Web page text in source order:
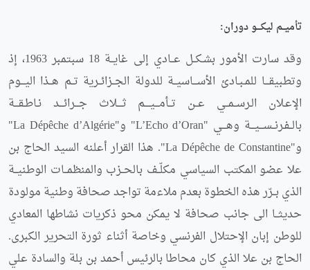
تأميــم ليكـــو دوران:
وقد سارت الأمور بشـكــل عــادي إلى غايــة 18 سبتمبر 1963، إذ
وتطبيقـــا للمـبـادئ الأســـاسيــة للدولة الجــزائــرية تــم هــذا اليـــوم
الإعـلان الـرســمــي عــن تــأمـــيــــم ثــــلاث جـــرائـــد نـاطـقـــة
بالــفـرنــســـيـــة وهـــي "L’Echo d’Oran" و"La Dépêche d’Algérie"
و"La Dépêche de Constantine". هذا القرار أعلنه السيد الحاج بن
علا عضو المكتب السياسي مكلّــف بالحــزب والمنظمــات الوطنيــة
الذي بــرّر هذه الخطوة بعدم ملاءمة تواجد صحافة وطنية مولودة
حديثــا الى جانب صحافة لا يمكن محو ذكريات نشاطها المعادي
للوطن إبان الإحتلال الفرنسي وخاصة أثناء ثورة التحرير الكبرى.
الحاج بن علا الذي كان محاطا بالرئيس أحمد بن بلة والسادة علي